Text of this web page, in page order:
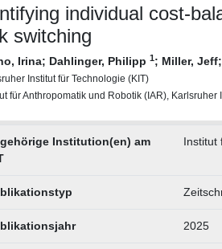
individual cost-
switching
Irina; Dahlinger, Philipp 1; Miller, Jeff;
Institut für Technologie (KIT)
für Anthropomatik und Robotik (IAR), Karlsruher
Institution(en) am
Institut
2025